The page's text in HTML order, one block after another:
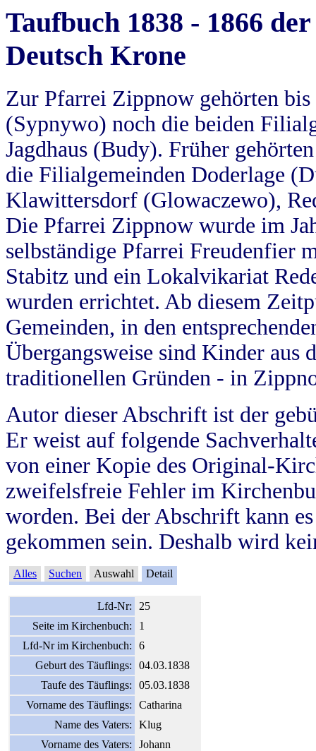
Taufbuch 1838 - 1866
Deutsch Krone
Zur Pfarrei Zippnow gehörten
(Sypnywo) noch die beiden
Jagdhaus (Budy). Früher
die Filialgemeinden Doderlage
Klawittersdorf (Glowaczewo),
Die Pfarrei Zippnow wurde im
selbständige Pfarrei Freudenfier
Stabitz und ein Lokalvikariat
wurden errichtet. Ab diesem
Gemeinden, in den
Übergangsweise sind Kinder aus
traditionellen Gründen - in
Autor dieser Abschrift ist der
Er weist auf folgende
von einer Kopie des Original-
zweifelsfreie Fehler im
worden. Bei der Abschrift kann
gekommen sein. Deshalb wird
Alles Suchen Auswahl Detail
Lfd-Nr:
25
Seite im Kirchenbuch:
1
Lfd-Nr im Kirchenbuch:
6
Geburt des Täuflings:
04.03.1838
Taufe des Täuflings:
05.03.1838
Vorname des Täuflings:
Catharina
Name des Vaters:
Klug
Vorname des Vaters:
Johann